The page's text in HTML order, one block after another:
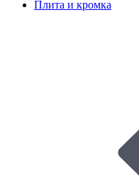
Плита и кромка